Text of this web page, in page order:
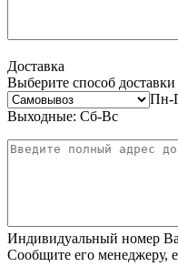
Доставка
Выберите способ доставки
Пн-
Выходные: Сб-Вс
Индивидуальный номер
Сообщите его менеджеру,